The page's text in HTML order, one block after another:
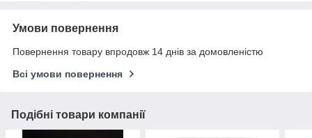
Умови повернення
Повернення товару впродовж 14 днів за домовленістю
Всі умови повернення
Подібні товари компанії